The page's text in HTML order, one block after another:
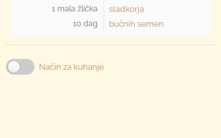
1 mala žlička sladkorja
10 dag bučnih semen
Način za kuhanje